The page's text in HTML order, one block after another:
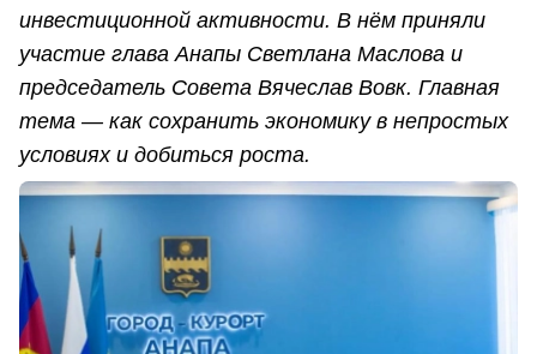
инвестиционной активности. В нём приняли
участие глава Анапы Светлана Маслова и
председатель Совета Вячеслав Вовк. Главная
тема — как сохранить экономику в непростых
условиях и добиться роста.